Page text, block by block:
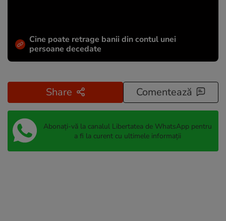
Cine poate retrage banii din contul unei
persoane decedate
Share Comentează
Abonați-vă la canalul Libertatea de WhatsApp pentru
a fi la curent cu ultimele informații